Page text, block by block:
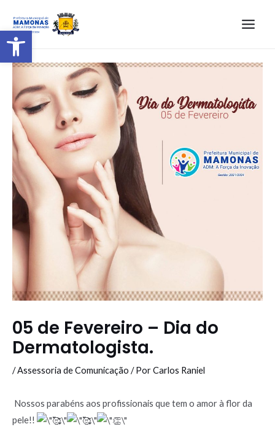
Barra de Ferramentas Aberta
05 de Fevereiro – Dia do
Dermatologista.
/Assessoria de Comunicação / PorCarlos Raniel
Nossos parabéns aos profissionais que tem o amor à flor da
pele!!